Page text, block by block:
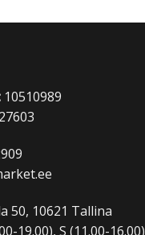
10510989
50, 10621 Tallina
19.00), S (11.00-16.00)